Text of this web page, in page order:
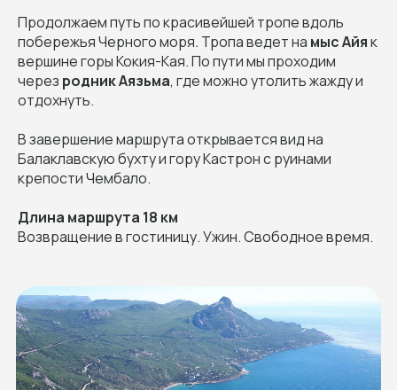
Продолжаем путь по красивейшей тропе вдоль
побережья Черного моря. Тропа ведет на мыс Айяк
вершине горы Кокия-Кая. По пути мы проходим
через родник Аязьма, где можно утолить жажду и
отдохнуть.
В завершение маршрута открывается вид на
Балаклавскую бухту и гору Кастрон с руинами
крепости Чембало.
Длина маршрута 18 км
Возвращение в гостиницу. Ужин. Свободное время.